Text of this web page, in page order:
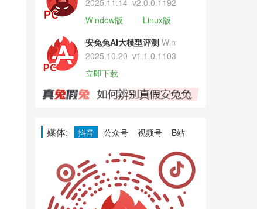
2025.11.14 v2.0.0.1192
Window版
Linux版
安兔兔AI大模型评测 Win
2025.10.20 v1.1.0.1103
立即下载
媒体: 抖音 公众号 视频号 B站